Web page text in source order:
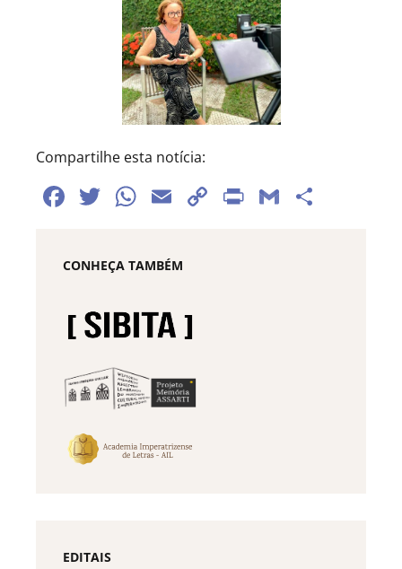
Compartilhe esta notícia:
Facebook
Twitter
WhatsApp
EmailCopyPrintGmail
CONHEÇA TAMBÉM
EDITAIS